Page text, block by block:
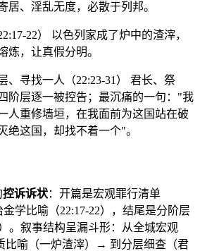
居、淫乱无度，必散于列邦。
22） 以色列家成了炉中的渣滓，
炼，让真假分明。
、寻找一人（22:23-31） 君长、祭
阶层逐一被控告；最沉痛的一句："我
人重修墙垣，在我面前为这国站在破
绝这国，却找不着一个"。
控诉诉状：开篇是宏观罪行清单
金学比喻（22:17-22），结尾是分阶层
。叙事结构呈漏斗形：从全城宏观
比喻（一炉渣滓）→ 到分层细查（君